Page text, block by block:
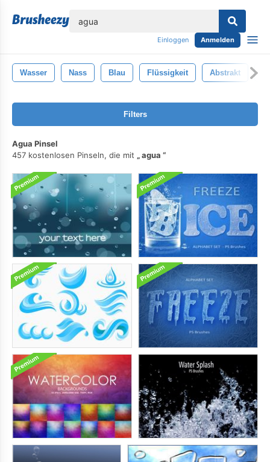
Einloggen Anmelden
Wasser Nass Blau Flüssigkeit Abstrakt
Filters
Agua Pinsel
457 kostenlosen Pinseln, die mit
agua